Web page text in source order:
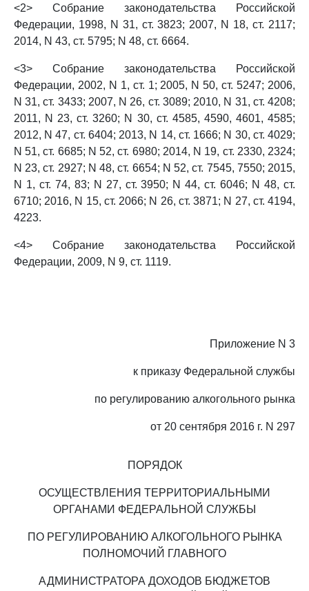
<2> Собрание законодательства Российской
Федерации, 1998, N 31, ст. 3823; 2007, N 18, ст. 2117;
2014, N 43, ст. 5795; N 48, ст. 6664.
<3> Собрание законодательства Российской
Федерации, 2002, N 1, ст. 1; 2005, N 50, ст. 5247; 2006,
N 31, ст. 3433; 2007, N 26, ст. 3089; 2010, N 31, ст. 4208;
2011, N 23, ст. 3260; N 30, ст. 4585, 4590, 4601, 4585;
2012, N 47, ст. 6404; 2013, N 14, ст. 1666; N 30, ст. 4029;
N 51, ст. 6685; N 52, ст. 6980; 2014, N 19, ст. 2330, 2324;
N 23, ст. 2927; N 48, ст. 6654; N 52, ст. 7545, 7550; 2015,
N 1, ст. 74, 83; N 27, ст. 3950; N 44, ст. 6046; N 48, ст.
6710; 2016, N 15, ст. 2066; N 26, ст. 3871; N 27, ст. 4194,
4223.
<4> Собрание законодательства Российской
Федерации, 2009, N 9, ст. 1119.
Приложение N 3
к приказу Федеральной службы
по регулированию алкогольного рынка
от 20 сентября 2016 г. N 297
ПОРЯДОК
ОСУЩЕСТВЛЕНИЯ ТЕРРИТОРИАЛЬНЫМИ
ОРГАНАМИ ФЕДЕРАЛЬНОЙ СЛУЖБЫ
ПО РЕГУЛИРОВАНИЮ АЛКОГОЛЬНОГО РЫНКА
ПОЛНОМОЧИЙ ГЛАВНОГО
АДМИНИСТРАТОРА ДОХОДОВ БЮДЖЕТОВ